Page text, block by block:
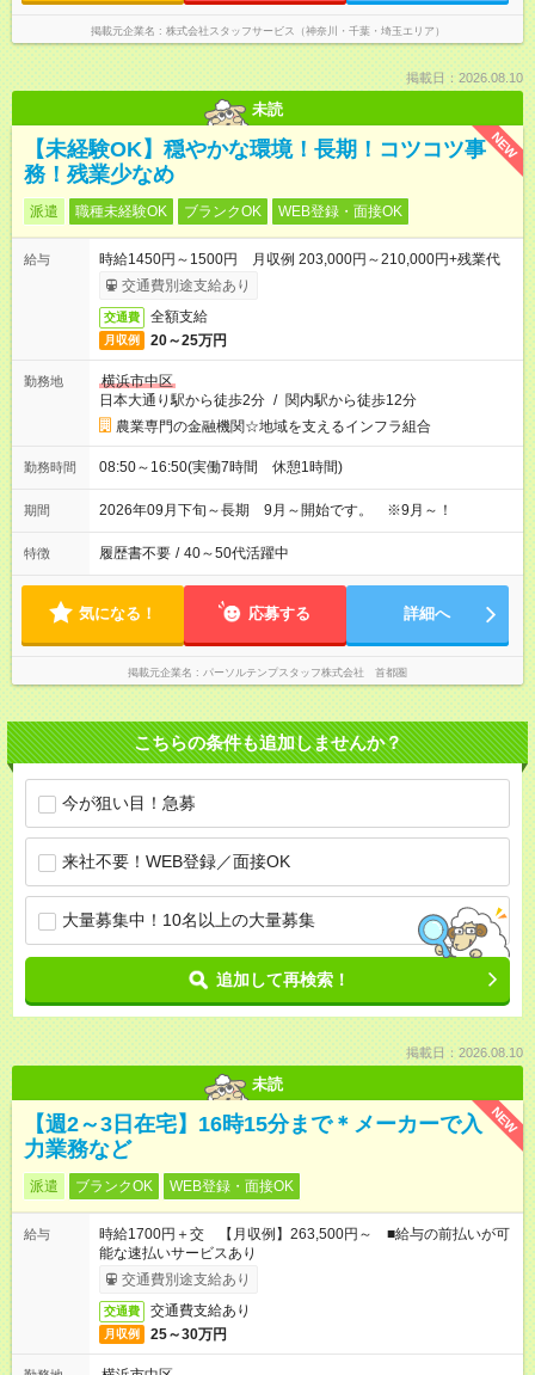
掲載元企業名 株式会社スタッフサービス（神奈川・千葉・埼玉エリア）
掲載日：2026.08.10
未読
NEW
【未経験OK】穏やかな環境！長期！コツコツ事
務！残業少なめ
派遣 職種未経験OK ブランクOK WEB登録・面接OK
給与
時給1450円～1500円 月収例 203,000円～210,000円+残業代
交通費別途支給あり
交通費 全額支給
月収例 20～25万円
勤務地
横浜市中区
日本大通り駅から徒歩2分 / 関内駅から徒歩12分
農業専門の金融機関☆地域を支えるインフラ組合
勤務時間 08:50～16:50(実働7時間 休憩1時間)
期間 2026年09月下旬～長期 9月～開始です。 ※9月～！
特徴 履歴書不要 / 40～50代活躍中
気になる！ 応募する 詳細へ
掲載元企業名 パーソルテンプスタッフ株式会社 首都圏
こちらの条件も追加しませんか？
今が狙い目！急募
来社不要！WEB登録／面接OK
大量募集中！10名以上の大量募集
追加して再検索！
掲載日：2026.08.10
未読
NEW
【週2～3日在宅】16時15分まで＊メーカーで入
力業務など
派遣 ブランクOK WEB登録・面接OK
給与
時給1700円＋交 【月収例】263,500円～ ■給与の前払いが可
能な速払いサービスあり
交通費別途支給あり
交通費 交通費支給あり
月収例 25～30万円